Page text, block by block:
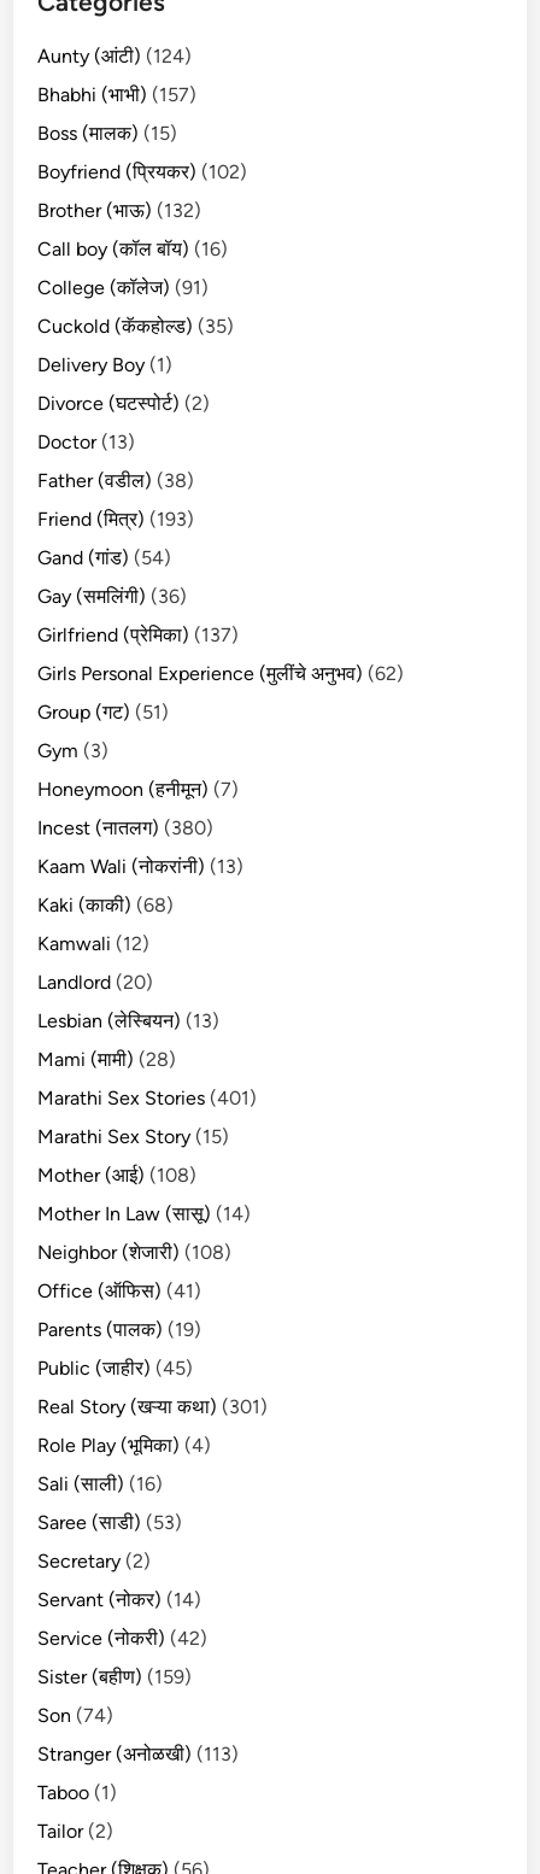
Aunty (आंटी) (124)
Bhabhi (भाभी) (157)
Boss (मालक) (15)
Boyfriend (प्रियकर) (102)
Brother (भाऊ) (132)
Call boy (कॉल बॉय) (16)
College (कॉलेज) (91)
Cuckold (कॅकहोल्ड) (35)
Delivery Boy (1)
Divorce (घटस्पोर्ट) (2)
Doctor(13)
Father (वडील) (38)
Friend (मित्र) (193)
Gand (गांड) (54)
Gay (समलिंगी) (36)
Girlfriend (प्रेमिका) (137)
Girls Personal Experience (मुलींचे अनुभव) (62)
Group (गट) (51)
Gym (3)
Honeymoon (हनीमून) (7)
Incest (नातलग) (380)
Kaam Wali (नोकरांनी) (13)
Kaki (काकी) (68)
Kamwali (12)
Landlord (20)
Lesbian (लेस्बियन) (13)
Mami (मामी) (28)
Marathi Sex Stories (401)
Marathi Sex Story (15)
Mother (आई) (108)
Mother In Law (सासू) (14)
Neighbor (शेजारी) (108)
Office (ऑफिस) (41)
Parents (पालक) (19)
Public (जाहीर) (45)
Real Story (खऱ्या कथा) (301)
Role Play (भूमिका) (4)
Sali (साली) (16)
Saree (साडी) (53)
Secretary (2)
Servant (नोकर) (14)
Service (नोकरी) (42)
Sister (बहीण) (159)
Son (74)
Stranger (अनोळखी) (113)
Taboo (1)
Tailor(2)
Teacher (शिक्षक) (56)